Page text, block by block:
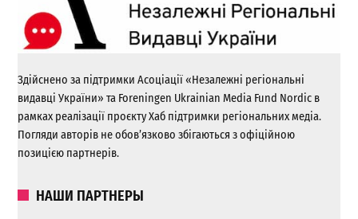
Здійснено за підтримки Асоціації «Незалежні регіональні
видавці України» та Foreningen Ukrainian Media Fund Nordic в
рамках реалізації проєкту Хаб підтримки регіональних медіа.
Погляди авторів не обов’язково збігаються з офіційною
позицією партнерів.
НАШИ ПАРТНЕРЫ